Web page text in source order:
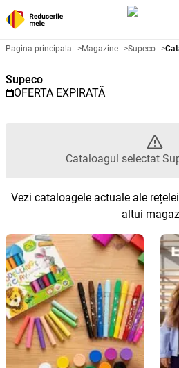
Catalog
Pagina principala >Magazine >Supeco >
Supeco
OFERTA EXPIRATĂ
Cataloagul selectat
Vezi cataloagele actuale ale
altui